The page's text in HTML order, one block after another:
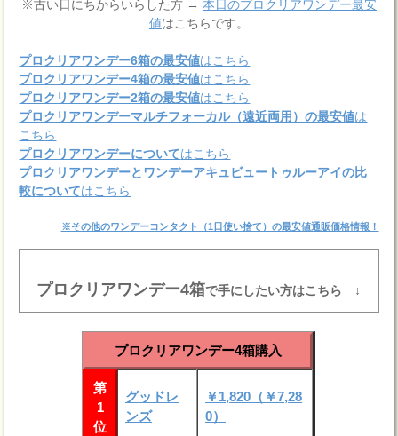
※古い日にちからいらした方 → 本日のプロクリアワンデー最安
値はこちらです。
プロクリアワンデー6箱の最安値はこちら
プロクリアワンデー4箱の最安値はこちら
プロクリアワンデー2箱の最安値はこちら
プロクリアワンデーマルチフォーカル（遠近両用）の最安値は
こちら
プロクリアワンデーについてはこちら
プロクリアワンデーとワンデーアキュビュートゥルーアイの比
較についてはこちら
※その他のワンデーコンタクト（1日使い捨て）の最安値通販価格情報！
プロクリアワンデー4箱で手にしたい方はこちら ↓
プロクリアワンデー4箱購入
第
1
位
グッドレ
ンズ
￥1,820（￥7,28
0）